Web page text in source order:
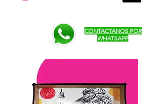
CONTACTANOS POR
WHATSAPP